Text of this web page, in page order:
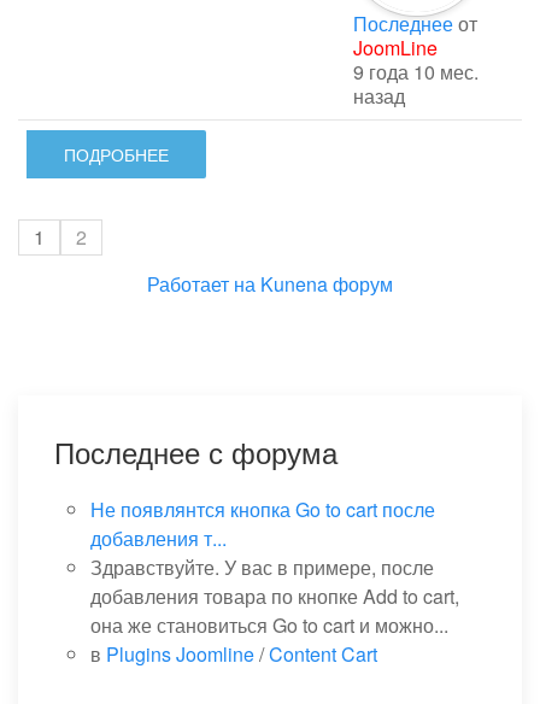
ПОДРОБНЕЕ
Последнееот
JoomLine
9 года 10 мес.
назад
1
2
Работает на Kunena форум
Последнее с форума
Не появлянтся кнопка Go to cart после
добавления т...
Здравствуйте. У вас в примере, после
добавления товара по кнопке Add to cart,
она же становиться Go to cart и можно...
в Plugins Joomline/Content Cart